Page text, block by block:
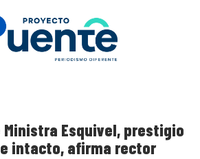
Ministra Esquivel, prestigio
intacto, afirma rector